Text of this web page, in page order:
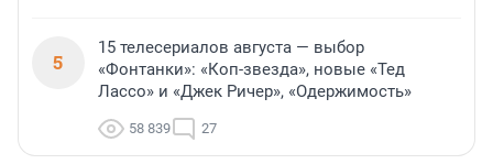
5
15 телесериалов августа — выбор
«Фонтанки»: «Коп-звезда», новые «Тед
Лассо» и «Джек Ричер», «Одержимость»
58 839 27